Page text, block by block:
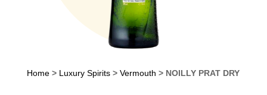
Home> Luxury Spirits> Vermouth > NOILLY PRAT DRY